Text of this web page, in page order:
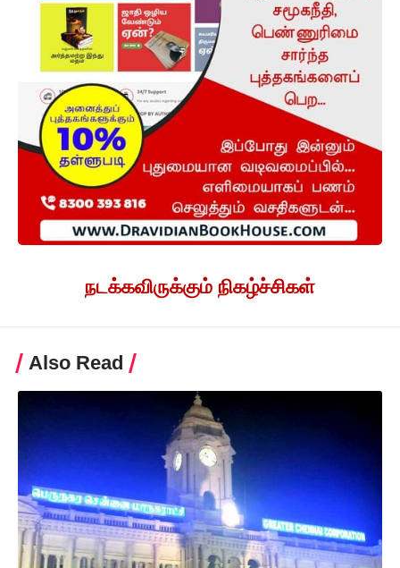
நடக்கவிருக்கும் நிகழ்ச்சிகள்
Also Read